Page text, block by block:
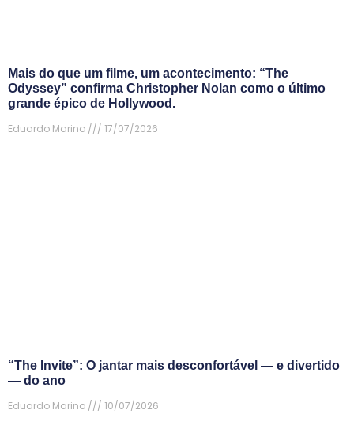
Mais do que um filme, um acontecimento: “The
Odyssey” confirma Christopher Nolan como o último
grande épico de Hollywood.
Eduardo Marino
17/07/2026
“The Invite”: O jantar mais desconfortável — e divertido
— do ano
Eduardo Marino
10/07/2026